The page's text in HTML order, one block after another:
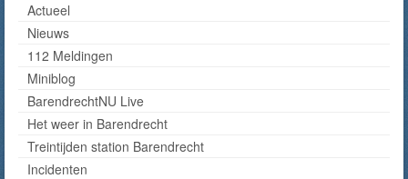
Actueel
Nieuws
112 Meldingen
Miniblog
BarendrechtNU Live
Het weer in Barendrecht
Treintijden station Barendrecht
Incidenten